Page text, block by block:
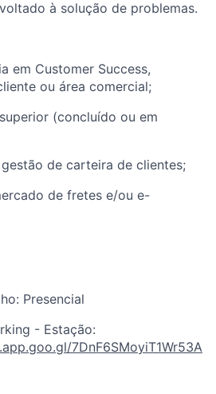
à solução de problemas.
em Customer Success,
ou área comercial;
(concluído ou em
de carteira de clientes;
de fretes e/ou e-
Presencial
- Estação:
7DnF6SMoyiT1Wr53A